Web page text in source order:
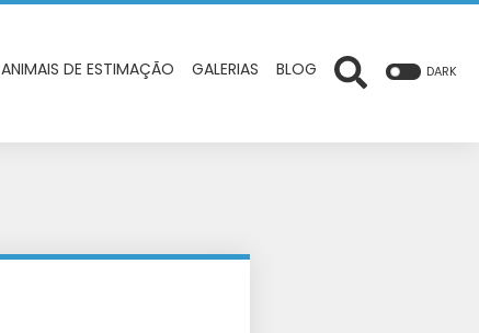
ANIMAIS DE ESTIMAÇÃO GALERIAS BLOG DARK